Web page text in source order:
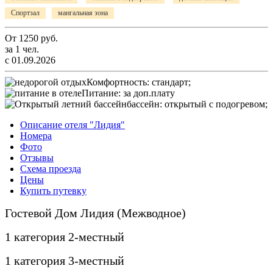
Спортзал
мангальная зона
От 1250 руб.
за 1 чел.
с 01.09.2026
Комфортность: стандарт;
Питание: за доп.плату
бассейн: открытый с подогревом;
Описание отеля "Лидия"
Номера
Фото
Отзывы
Схема проезда
Цены
Купить путевку
Гостевой Дом Лидия (Межводное)
1 категория 2-местный
1 категория 3-местный